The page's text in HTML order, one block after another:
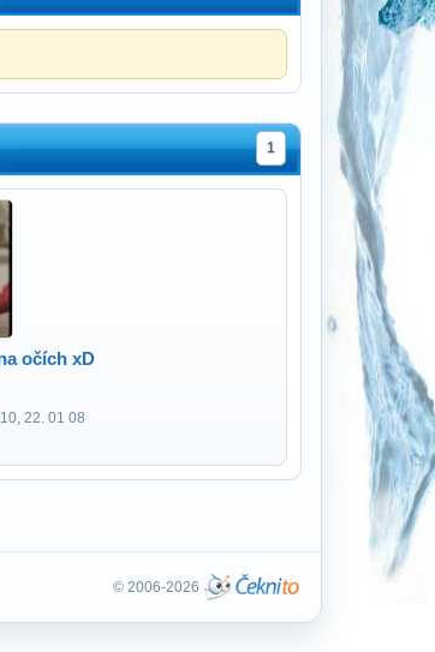
1
očích xD
22. 01 08
© 2006-2026